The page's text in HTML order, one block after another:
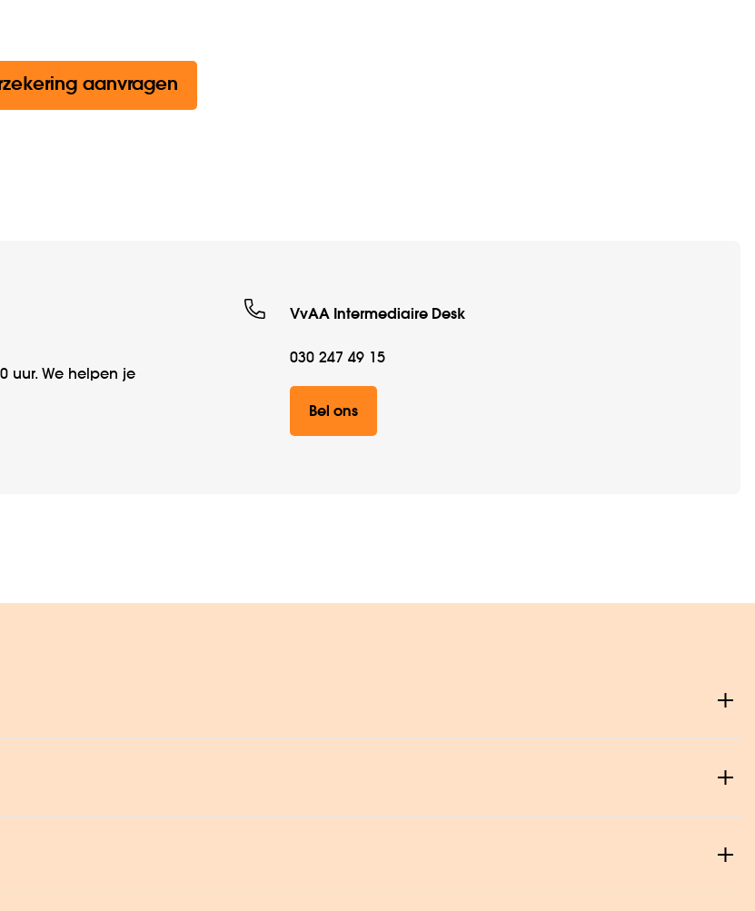
aanvragen
uur. We helpen je
VvAA Intermediaire Desk
030 247 49 15
Bel ons